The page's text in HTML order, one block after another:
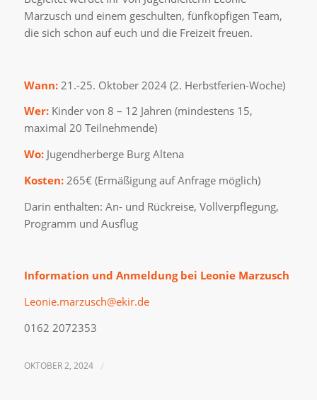
Marzusch und einem geschulten, fünfköpfigen Team,
die sich schon auf euch und die Freizeit freuen.
Wann:21.-25. Oktober 2024 (2. Herbstferien-Woche)
Wer:Kinder von 8 – 12 Jahren (mindestens 15,
maximal 20 Teilnehmende)
Wo:Jugendherberge Burg Altena
Kosten:265€ (Ermäßigung auf Anfrage möglich)
Darin enthalten: An- und Rückreise, Vollverpflegung,
Programm und Ausflug
Information und Anmeldung bei Leonie Marzusch
Leonie.marzusch@ekir.de
0162 2072353
OKTOBER 2, 2024 /